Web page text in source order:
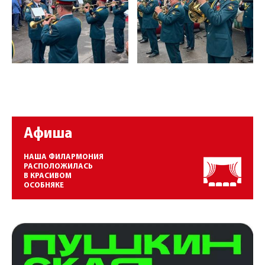
Афиша
НАША ФИЛАРМОНИЯ
РАСПОЛОЖИЛАСЬ
В КРАСИВОМ
ОСОБНЯКЕ